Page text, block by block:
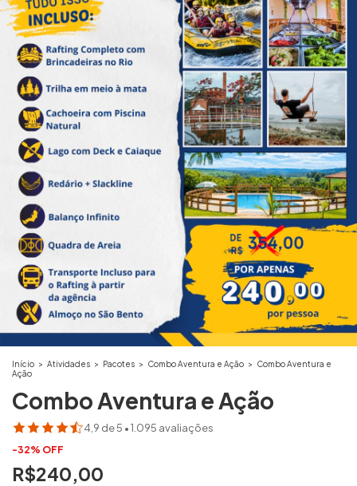
Início > Atividades > Pacotes > Combo Aventura e Ação > Combo Aventura e
Ação
Combo Aventura e Ação
4,9 de 5 • 1.095 avaliações
-32% OFF
R$240,00